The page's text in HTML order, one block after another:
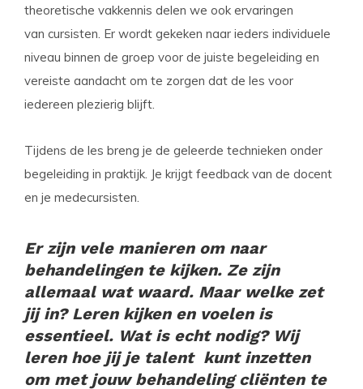
theoretische vakkennis delen we ook ervaringen
van cursisten. Er wordt gekeken naar ieders individuele
niveau binnen de groep voor de juiste begeleiding en
vereiste aandacht om te zorgen dat de les voor
iedereen plezierig blijft.
Tijdens de les breng je de geleerde technieken onder
begeleiding in praktijk. Je krijgt feedback van de docent
en je medecursisten.
Er zijn vele manieren om naar
behandelingen te kijken. Ze zijn
allemaal wat waard. Maar welke zet
jij in? Leren kijken en voelen is
essentieel. Wat is echt nodig? Wij
leren hoe jij je talent kunt inzetten
om met jouw behandeling cliënten te